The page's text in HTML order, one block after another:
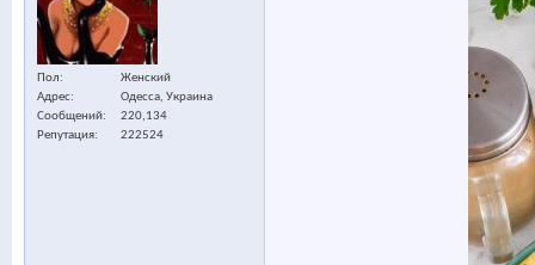
Пол
Женский
Адрес
Одесса, Украина
Сообщений
220,134
Репутация
222524